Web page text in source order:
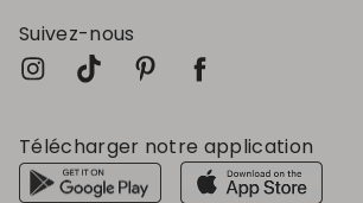
Suivez-nous
Télécharger notre application